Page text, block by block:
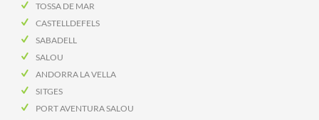
TOSSA DE MAR
CASTELLDEFELS
SABADELL
SALOU
ANDORRA LA VELLA
SITGES
PORT AVENTURA SALOU